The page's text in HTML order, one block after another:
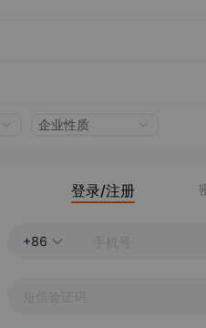
企业性质
登录/注册
+86